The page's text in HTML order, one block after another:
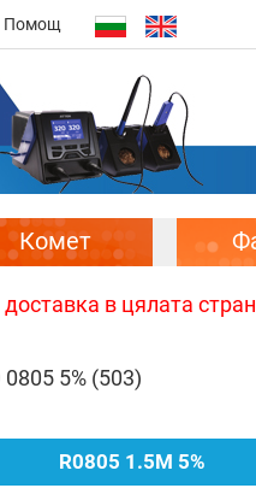
Помощ
Комет
доставка в цялата
5% (503)
R0805 1.5M 5%